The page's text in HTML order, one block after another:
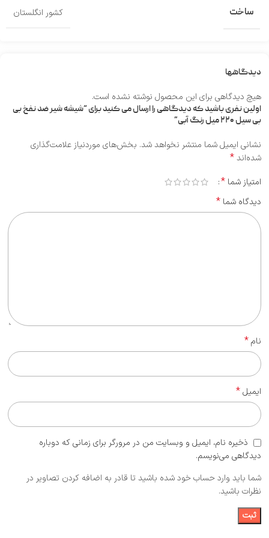
ساخت کشور انگلستان
دیدگاهها
هیچ دیدگاهی برای این محصول نوشته نشده است.
اولین نفری باشید که دیدگاهی را ارسال می کنید برای “شیشه شیر ضد نفخ بی‌
بی سیل ۲۲۰ میل رنگ آبی”
نشانی ایمیل شما منتشر نخواهد شد. بخش‌های موردنیاز علامت‌گذاری
شده‌اند*
امتیاز شما *
دیدگاه شما *
نام*
ایمیل*
ذخیره نام، ایمیل و وبسایت من در مرورگر برای زمانی که دوباره
دیدگاهی می‌نویسم.
شما باید وارد حساب خود شده باشید تا قادر به اضافه کردن تصاویر در
نظرات باشید.